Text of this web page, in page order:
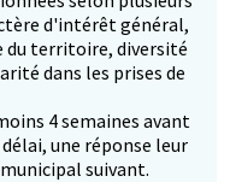
d'intérêt général,
du territoire, diversité
dans les prises de
4 semaines avant
une réponse leur
suivant.